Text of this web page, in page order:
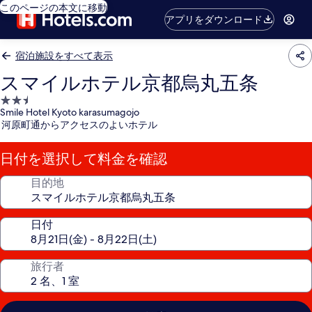
このページの本文に移動
アプリをダウンロード
宿泊施設をすべて表示
スマイルホテル京都烏丸五条
2.5
つ
星
宿
泊
施
Smile Hotel Kyoto karasumagojo
河原町通からアクセスのよいホテル
日付を選択して料金を確認
目的地
日付
旅行者